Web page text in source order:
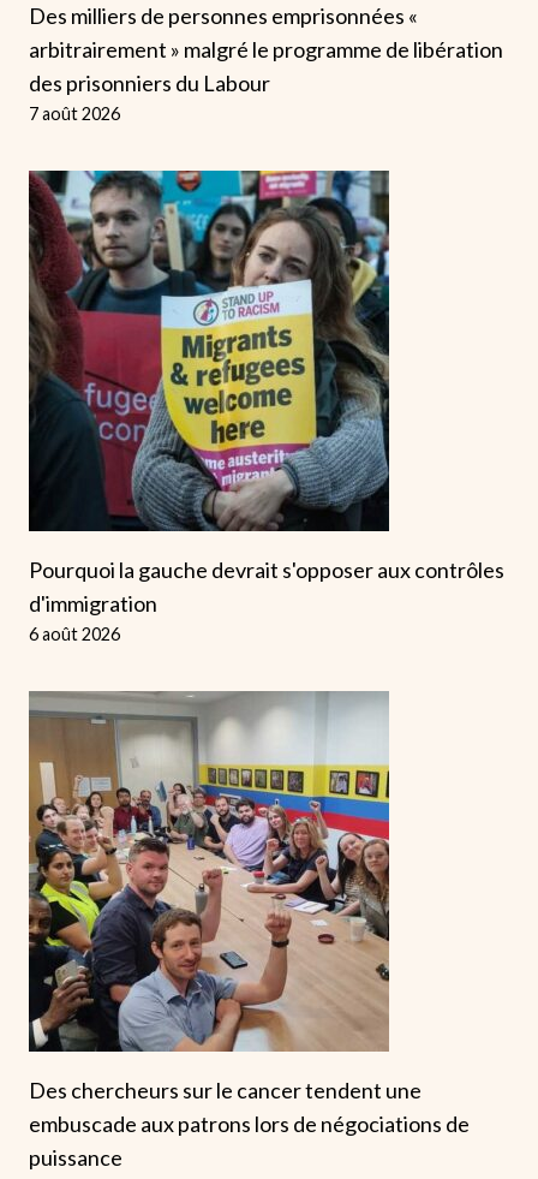
Des milliers de personnes emprisonnées «
arbitrairement » malgré le programme de libération
des prisonniers du Labour
7 août 2026
Pourquoi la gauche devrait s'opposer aux contrôles
d'immigration
6 août 2026
Des chercheurs sur le cancer tendent une
embuscade aux patrons lors de négociations de
puissance